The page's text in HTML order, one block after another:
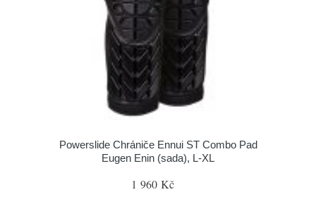
Powerslide Chrániče Ennui ST Combo Pad
Eugen Enin (sada), L-XL
1 960 Kč